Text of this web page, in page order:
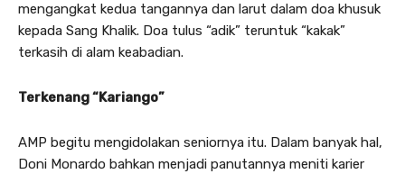
mengangkat kedua tangannya dan larut dalam doa khusuk
kepada Sang Khalik. Doa tulus “adik” teruntuk “kakak”
terkasih di alam keabadian.
Terkenang “Kariango”
AMP begitu mengidolakan seniornya itu. Dalam banyak hal,
Doni Monardo bahkan menjadi panutannya meniti karier